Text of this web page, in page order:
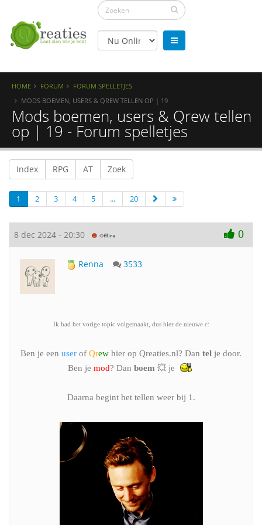
HOME FORUM
FORUM SPELLETJES
MODS BOEMEN, USERS & QREW TELLEN OP | 19
Mods boemen, users & Qrew tellen
op | 19 - Forum spelletjes
Index RPG AT Zoek
1 2 3 4 5 ... 20
8 dec 2024 - 20:30 0
Renna 3533
Ik had het vorige topic volgemaakt, dus hier de nieuwe c:
Ben je een user of Qrew hier op Qreaties.nl? Dan tel je door.
Ben je mod? Dan boem 💥 je
Daarna begint het tellen weer bij 1.